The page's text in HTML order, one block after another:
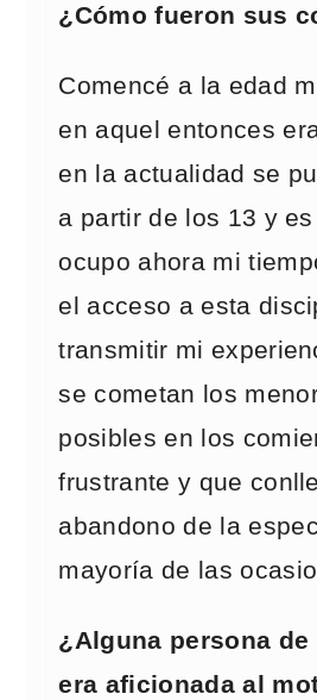
¿Cómo fueron sus
Comencé a la edad
en aquel entonces
en la actualidad se
a partir de los 13 y
ocupo ahora mi
el acceso a esta
transmitir mi
se cometan los
posibles en los
frustrante y que
abandono de la
mayoría de las
¿Alguna persona
era aficionada al